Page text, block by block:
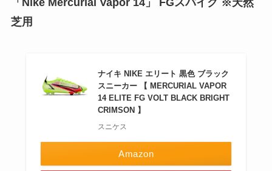
芝用
ナイキ NIKE エリート 黒色 ブラック
スニーカー 【 MERCURIAL VAPOR
14 ELITE FG VOLT BLACK BRIGHT
CRIMSON 】
スニケス
Amazon